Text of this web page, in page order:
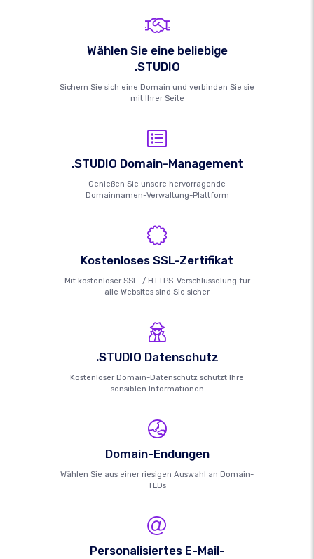
Wählen Sie eine beliebige
.STUDIO
Sichern Sie sich eine Domain und verbinden Sie sie
mit Ihrer Seite
.STUDIO Domain-Management
Genießen Sie unsere hervorragende
Domainnamen-Verwaltung-Plattform
Kostenloses SSL-Zertifikat
Mit kostenloser SSL- / HTTPS-Verschlüsselung für
alle Websites sind Sie sicher
.STUDIO Datenschutz
Kostenloser Domain-Datenschutz schützt Ihre
sensiblen Informationen
Domain-Endungen
Wählen Sie aus einer riesigen Auswahl an Domain-
TLDs
Personalisiertes E-Mail-